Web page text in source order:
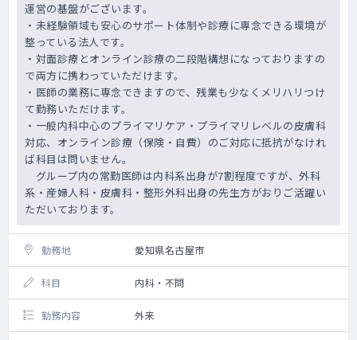
運営の基盤がございます。
・未経験領域も安心のサポート体制や診療に専念できる環境が
整っている法人です。
・対面診療とオンライン診療の二段階構想になっておりますの
で両方に携わっていただけます。
・医師の業務に専念できますので、残業も少なくメリハリつけ
て勤務いただけます。
・一般内科中心のプライマリケア・プライマリレベルの皮膚科
対応、オンライン診療（保険・自費）のご対応に抵抗がなけれ
ば科目は問いません。
グループ内の常勤医師は内科系出身が7割程度ですが、外科
系・産婦人科・皮膚科・整形外科出身の先生方がおりご活躍い
ただいております。
勤務地 愛知県名古屋市
科目 内科・不問
勤務内容 外来